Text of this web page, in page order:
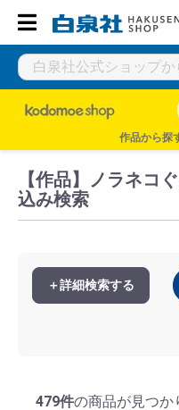
作品から探
白泉社公式ショップ
【作品】ノラネコ
込み検索
＋詳細検索する
479件の商品が見つか